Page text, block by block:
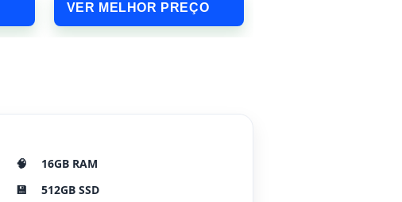
VER MELHOR PREÇO
🧠
16GB RAM
💾
512GB SSD